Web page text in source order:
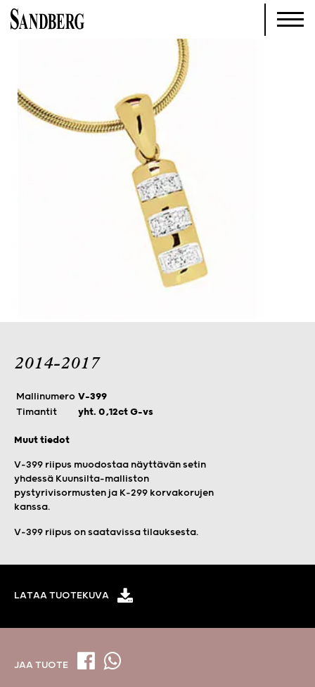
2014-2017
Mallinumero V-399
Timantit
yht. 0,12ct G-vs
Muut tiedot
V-399 riipus muodostaa näyttävän setin
yhdessä Kuunsilta-malliston
pystyrivisormusten ja K-299 korvakorujen
kanssa.
V-399 riipus on saatavissa tilauksesta.
LATAA TUOTEKUVA
JAA TUOTE